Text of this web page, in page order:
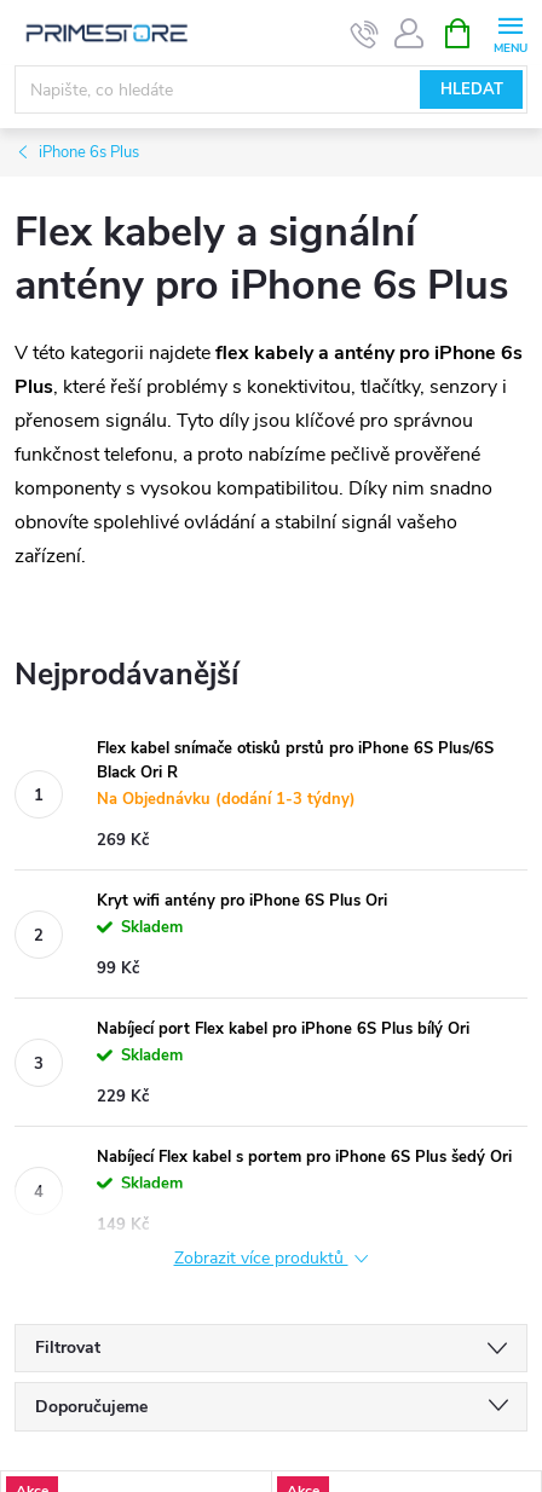
obsah
HLEDAT
NÁKUPNÍ
KOŠÍK
iPhone 6s Plus
Flex kabely a signální
antény pro iPhone 6s Plus
V této kategorii najdeteflex kabely a antény pro iPhone 6s
Plus, které řeší problémy s konektivitou, tlačítky, senzory i
přenosem signálu. Tyto díly jsou klíčové pro správnou
funkčnost telefonu, a proto nabízíme pečlivě prověřené
komponenty s vysokou kompatibilitou. Díky nim snadno
obnovíte spolehlivé ovládání a stabilní signál vašeho
zařízení.
Nejprodávanější
Flex kabel snímače otisků prstů pro iPhone 6S Plus/6S
Black Ori R
Na Objednávku (dodání 1-3 týdny)
269 Kč
Kryt wifi antény pro iPhone 6S Plus Ori
Skladem
99 Kč
Nabíjecí port Flex kabel pro iPhone 6S Plus bílý Ori
Skladem
229 Kč
Nabíjecí Flex kabel s portem pro iPhone 6S Plus šedý Ori
Skladem
149 Kč
Zobrazit více produktů
Filtrovat
Ř
a
Doporučujeme